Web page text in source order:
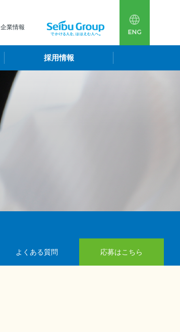
企業情報
採用情報
よくある質問 応募はこちら